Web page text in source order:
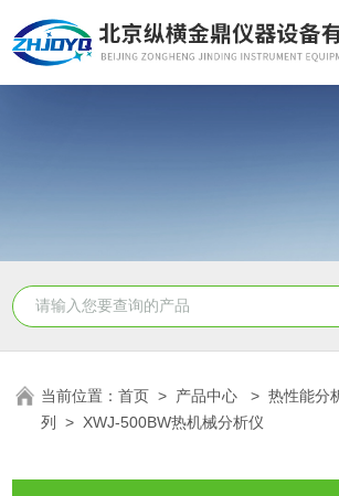
当前位置：首页 > 产品中心 >热性能分
列 > XWJ-500BW热机械分析仪